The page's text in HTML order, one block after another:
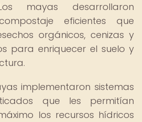
mayas desarrollaron
eficientes que
orgánicos, cenizas y
para enriquecer el suelo y
implementaron sistemas
que les permitían
los recursos hídricos